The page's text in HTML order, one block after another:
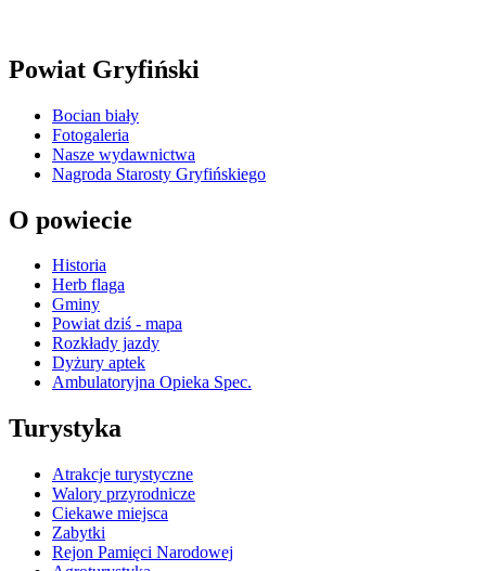
Powiat Gryfiński
Bocian biały
Fotogaleria
Nasze wydawnictwa
Nagroda Starosty Gryfińskiego
O powiecie
Historia
Herb flaga
Gminy
Powiat dziś - mapa
Rozkłady jazdy
Dyżury aptek
Ambulatoryjna Opieka Spec.
Turystyka
Atrakcje turystyczne
Walory przyrodnicze
Ciekawe miejsca
Zabytki
Rejon Pamięci Narodowej